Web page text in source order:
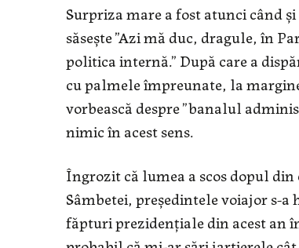
Surpriza mare a fost atunci când
săsește ”Azi mă duc, dragule, în
politica internă.” După care a
cu palmele împreunate, la
vorbească despre ”banalul
nimic în acest sens.
Îngrozit că lumea a scos dopul
Sâmbetei, președintele voiajor s-
făpturi prezidențiale din acest an